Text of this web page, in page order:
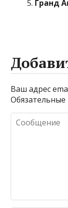
Гранд
Ваш адрес